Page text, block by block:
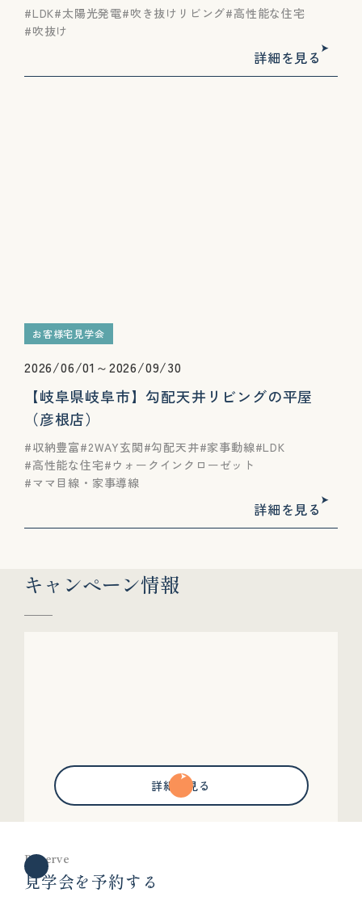
LDK 太陽光発電 吹き抜けリビング 高性能な住宅
吹抜け
詳細を見る
お客様宅見学会
2026/06/01～2026/09/30
【岐阜県岐阜市】勾配天井リビングの平屋
（彦根店）
収納豊富 2WAY玄関 勾配天井 家事動線 LDK
高性能な住宅
ウォークインクローゼット
ママ目線・家事導線
詳細を見る
キャンペーン情報
詳細を見る
Reserve
見学会を予約する